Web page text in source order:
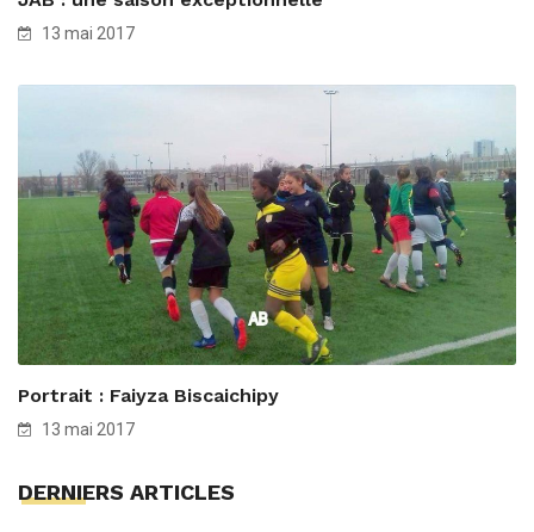
13 mai 2017
Portrait : Faiyza Biscaichipy
13 mai 2017
DERNIERS ARTICLES